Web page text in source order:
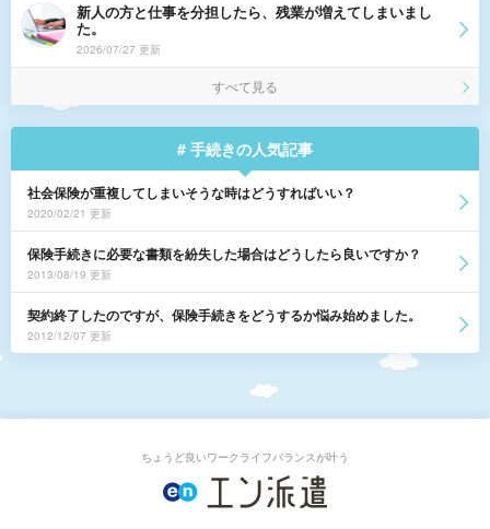
新人の方と仕事を分担したら、残業が増えてしまいまし
た。
2026/07/27 更新
すべて見る
# 手続きの人気記事
社会保険が重複してしまいそうな時はどうすればいい？
2020/02/21 更新
保険手続きに必要な書類を紛失した場合はどうしたら良いですか？
2013/08/19 更新
契約終了したのですが、保険手続きをどうするか悩み始めました。
2012/12/07 更新
ちょうど良いワークライフバランスが叶う